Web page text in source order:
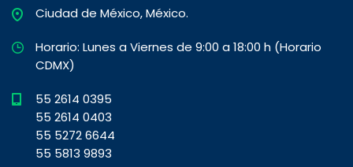
Ciudad de México, México.
Horario: Lunes a Viernes de 9:00 a 18:00 h (Horario
CDMX)
55 2614 0395
55 2614 0403
55 5272 6644
55 5813 9893